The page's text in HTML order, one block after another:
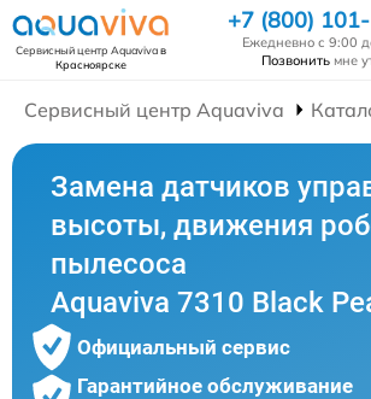
Сервисный центр Aquavivaв
Красноярске
+7 (800)
Ежедневно с 9:00
Позвонить мне
Сервисный центр Aquaviva
Замена датчиков
высоты, движения
пылесоса
Aquaviva 7310 Black
Официальный сервис
Гарантийное обслуживание